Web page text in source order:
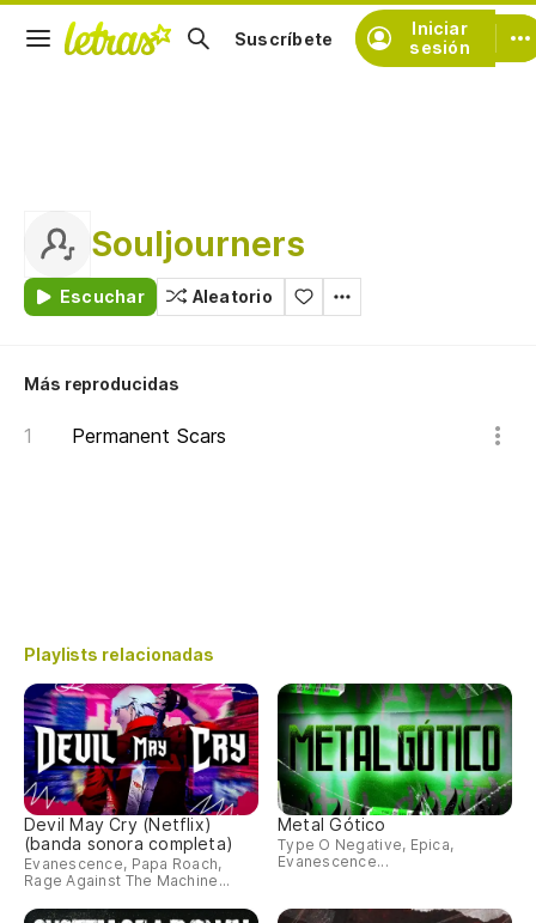
Iniciar
sesión
Suscríbete
Souljourners
Escuchar Aleatorio
Más reproducidas
Permanent Scars
Playlists relacionadas
Devil May Cry (Netflix)
(banda sonora completa)
Evanescence, Papa Roach,
Rage Against The Machine...
Metal Gótico
Type O Negative, Epica,
Evanescence...